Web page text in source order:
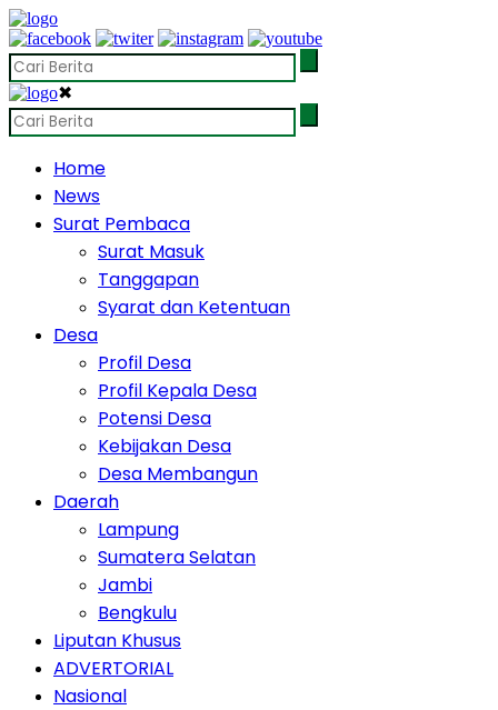
✖
Home
News
Surat Pembaca
Surat Masuk
Tanggapan
Syarat dan Ketentuan
Desa
Profil Desa
Profil Kepala Desa
Potensi Desa
Kebijakan Desa
Desa Membangun
Daerah
Lampung
Sumatera Selatan
Jambi
Bengkulu
Liputan Khusus
ADVERTORIAL
Nasional